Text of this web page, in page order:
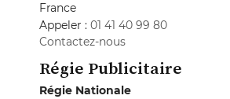
France
Appeler : 01 41 40 99 80
Contactez-nous
Régie Publicitaire
Régie Nationale